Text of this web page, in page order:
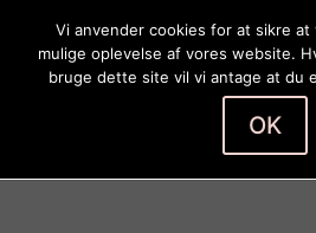
Vi anvender cookies for at sikre
mulige oplevelse af vores website.
bruge dette site vil vi antage at du
OK